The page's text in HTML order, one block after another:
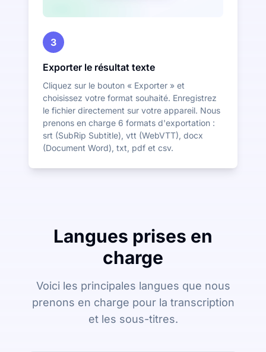
3
Exporter le résultat texte
Cliquez sur le bouton « Exporter » et
choisissez votre format souhaité. Enregistrez
le fichier directement sur votre appareil. Nous
prenons en charge 6 formats d'exportation :
srt (SubRip Subtitle), vtt (WebVTT), docx
(Document Word), txt, pdf et csv.
Langues prises en
charge
Voici les principales langues que nous
prenons en charge pour la transcription
et les sous-titres.